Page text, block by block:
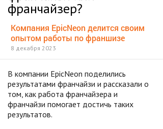
франчайзер?
Компания EpicNeon делится своим
опытом работы по франшизе
8 декабря 2023
В компании EpicNeon поделились
результатами франчайзи и рассказали о
том, как работа франчайзера и
франчайзи помогает достичь таких
результатов.